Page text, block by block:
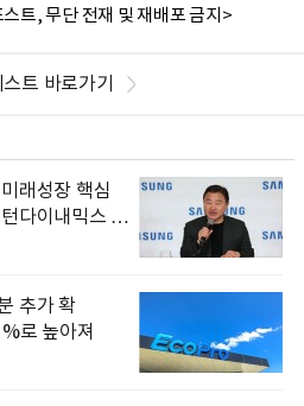
트, 무단 전재 및 재배포 금지>
스트 바로가기
래성장 핵심
다이내믹스 출
추가 확
로 높아져